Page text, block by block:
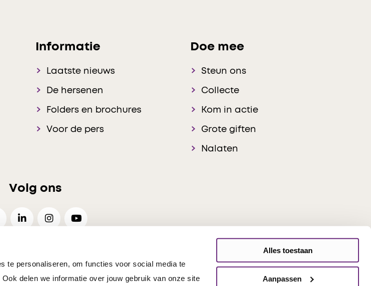
te personaliseren, om functies voor social media te
delen we informatie over jouw gebruik van onze site
Alles toestaan
Aanpassen
Informatie
Laatste nieuws
De hersenen
Folders en brochures
Voor de pers
Doe mee
Steun ons
Collecte
Kom in actie
Grote giften
Nalaten
Volg ons
Cookies Voorkeuren Responsible Disclosure